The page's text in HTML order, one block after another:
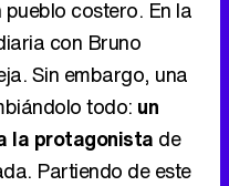
costero. En la
con Bruno
Sin embargo, una
todo: un
la protagonista de
Partiendo de este